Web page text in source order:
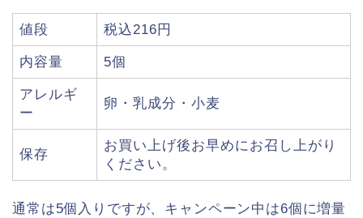
値段 税込216円
内容量 5個
アレルギ
ー
卵・乳成分・小麦
保存
お買い上げ後お早めにお召し上がり
ください。
通常は5個入りですが、キャンペーン中は6個に増量